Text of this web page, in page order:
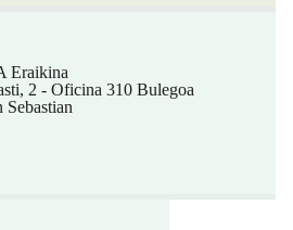
Eraikina
2 - Oficina 310 Bulegoa
Sebastian